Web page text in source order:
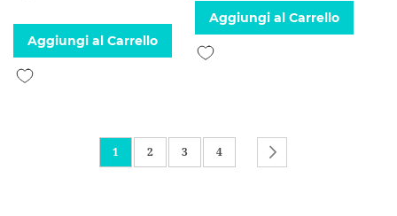
Aggiungi al Carrello
Aggiungi alla lista desideri
Aggiungi al Carrello
Aggiungi alla lista desideri
Pagina
Attualmente stai leggendo la pagina
1 Pagina
2 Pagina
3 Pagina
4